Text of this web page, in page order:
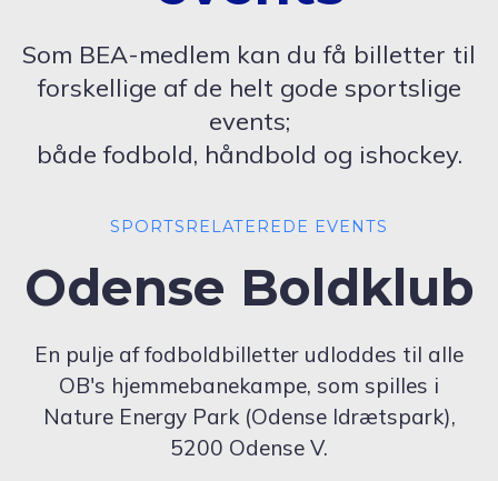
Som BEA-medlem kan du få billetter til
forskellige af de helt gode sportslige
events;
både fodbold, håndbold og ishockey.
SPORTSRELATEREDE EVENTS
Odense Boldklub
En pulje af fodboldbilletter udloddes til alle
OB's hjemmebanekampe, som spilles i
Nature Energy Park (Odense Idrætspark),
5200 Odense V.